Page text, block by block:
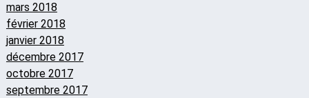
mars 2018
février 2018
janvier 2018
décembre 2017
octobre 2017
septembre 2017